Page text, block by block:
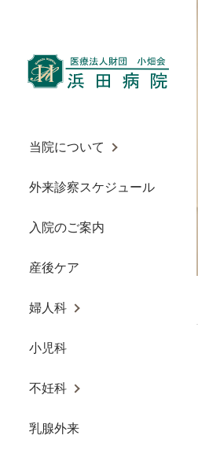
当院について
外来診察スケジュール
入院のご案内
産後ケア
婦人科
小児科
不妊科
乳腺外来